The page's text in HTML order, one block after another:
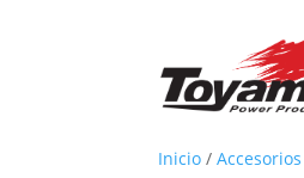
Inicio / Accesorios